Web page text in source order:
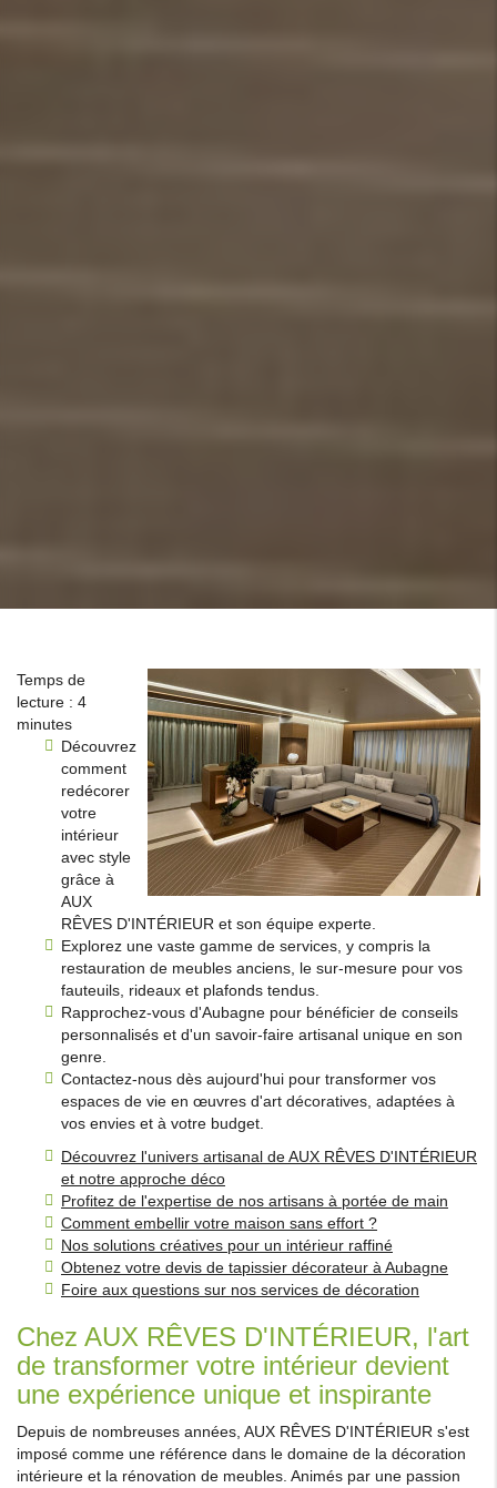
Temps de
lecture : 4
minutes
Découvrez
comment
redécorer
votre
intérieur
avec style
grâce à
AUX
RÊVES D'INTÉRIEUR et son équipe experte.
Explorez une vaste gamme de services, y compris la
restauration de meubles anciens, le sur-mesure pour vos
fauteuils, rideaux et plafonds tendus.
Rapprochez-vous d'Aubagne pour bénéficier de conseils
personnalisés et d'un savoir-faire artisanal unique en son
genre.
Contactez-nous dès aujourd'hui pour transformer vos
espaces de vie en œuvres d'art décoratives, adaptées à
vos envies et à votre budget.
Découvrez l'univers artisanal de AUX RÊVES D'INTÉRIEUR
et notre approche déco
Profitez de l'expertise de nos artisans à portée de main
Comment embellir votre maison sans effort ?
Nos solutions créatives pour un intérieur raffiné
Obtenez votre devis de tapissier décorateur à Aubagne
Foire aux questions sur nos services de décoration
Chez AUX RÊVES D'INTÉRIEUR, l'art
de transformer votre intérieur devient
une expérience unique et inspirante
Depuis de nombreuses années, AUX RÊVES D'INTÉRIEUR s'est
imposé comme une référence dans le domaine de la décoration
intérieure et la rénovation de meubles. Animés par une passion